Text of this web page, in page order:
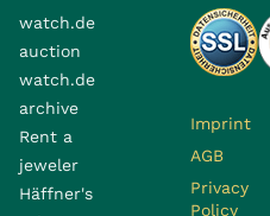
watch.de
auction
watch.de
archive
Rent a
jeweler
Häffner's
Imprint
AGB
Privacy
Policy